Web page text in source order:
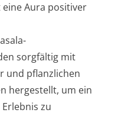
Aura positiver
sorgfältig mit
und pflanzlichen
hergestellt, um ein
zu